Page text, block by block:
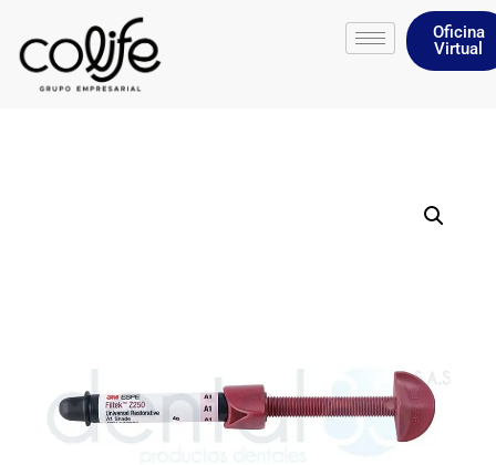
Oficina
Virtual